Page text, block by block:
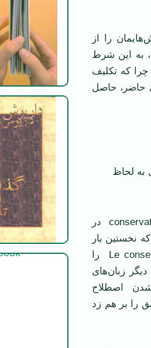
را از
به این شرط
که تکلیف
حاضر، حاصل
به لحاظ
اصطلاح محافظه‌کاری به عنوان معادلی برای conservatism در
نخستین بار
در سال 1818 شاتوبریان، نویسنده فرانسوی، Le conservateur را
زبان‌های
اصطلاح
را بر هم زد